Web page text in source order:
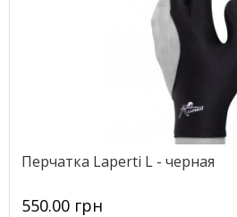
Перчатка Laperti L - черная
550.00 грн